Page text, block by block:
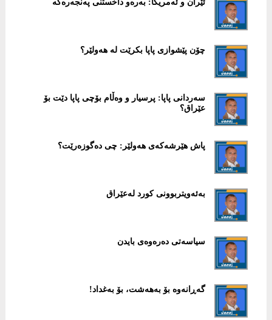
ئێران و ئەمریکا: بەرەو داخستنی پەنجەرەکە
چۆن پێشوازی پاپا بکرێت لە هەولێر؟
سەردانی پاپا: پرسیار و وەڵام بۆچی پاپا دێت بۆ
عێراق؟
پاش هێرشەکەی هەولێر: چی دەگوزەرێت؟
بەئەویتربوونی کورد لەعێراق
سیاسەتی دەرەوەی بایدن
گەڕانەوە بۆ بەهەشت، بۆ بەغداد!